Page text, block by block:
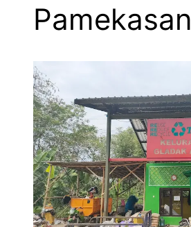
Pamekasan